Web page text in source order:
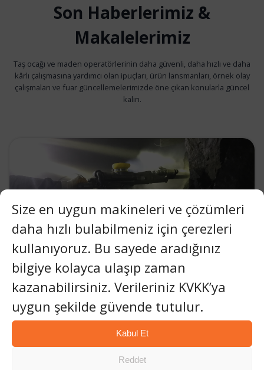
Size en uygun makineleri ve çözümleri
daha hızlı bulabilmeniz için çerezleri
kullanıyoruz. Bu sayede aradığınız
bilgiye kolayca ulaşıp zaman
kazanabilirsiniz. Verileriniz KVKK’ya
uygun şekilde güvende tutulur.
Kabul Et
Reddet
Son Haberlerimiz &
Makalelerimiz
Taş ocağı ve maden operatörlerinin daha güvenli, daha hızlı ve daha
kârlı çalışmasına yardımcı olan ipuçları, ürün lansmanları, örnek olay
çalışmaları ve fuar güncellemelerimizde öne çıkan konularla güncel
kalın.
Kaya Delme Alanında 34 Yıllık
İnovasyonu Kutluyoruz
In 2025, Set Makina proudly marks 34 years of